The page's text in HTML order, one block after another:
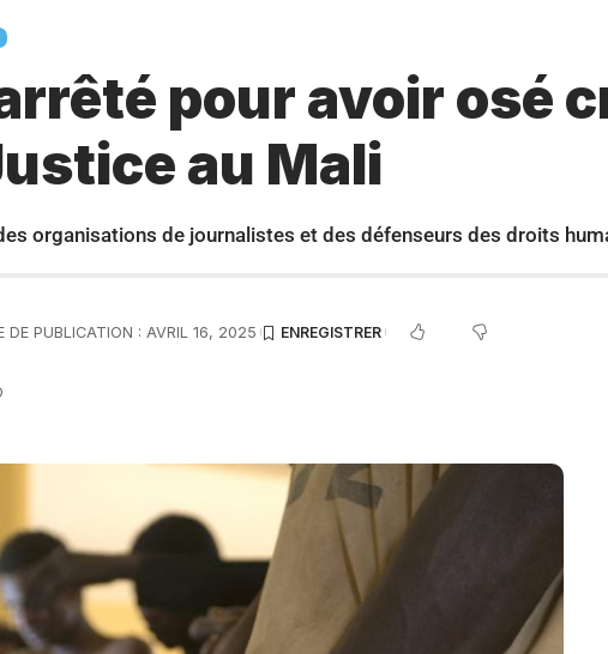
pour avoir osé
au Mali
organisations de journalistes et des défenseurs des droits
DE PUBLICATION : AVRIL 16, 2025